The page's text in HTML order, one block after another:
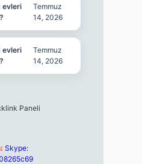
evleri
Temmuz
14, 2026
evleri
Temmuz
14, 2026
Skype: